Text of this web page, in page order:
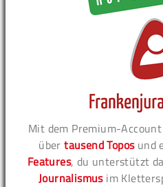
Mit dem Premium-
übertausend Toposund
Features, du unterstützt
Journalismusim